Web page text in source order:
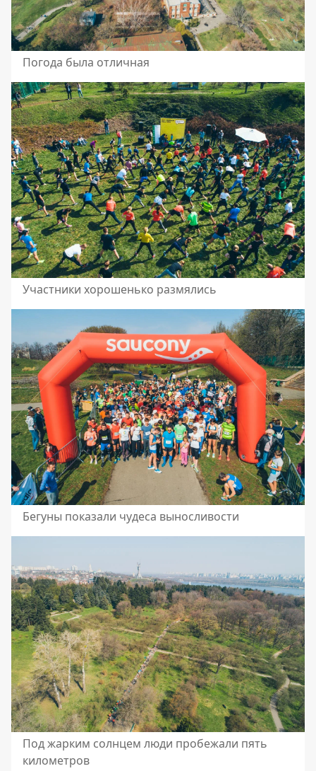
Погода была отличная
Участники хорошенько размялись
Бегуны показали чудеса выносливости
Под жарким солнцем люди пробежали пять
километров